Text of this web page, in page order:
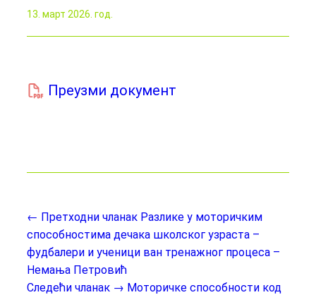
13. март 2026. год.
Преузми документ
← Претходни чланак Разлике у моторичким
способностима дечака школског узраста –
фудбалери и ученици ван тренажног процеса –
Немања Петровић
Следећи чланак → Моторичке способности код